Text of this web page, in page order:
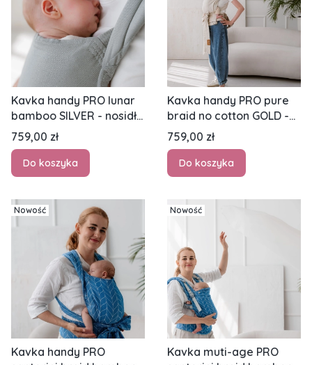
Kavka handy PRO lunar
bamboo SILVER - nosidło
hybrydowe regulowane
Cena
759,00 zł
Do koszyka
Kavka handy PRO pure
braid no cotton GOLD -
nosidło hybrydowe
regulowane
Cena
759,00 zł
Do koszyka
Nowość
Kavka handy PRO
Nowość
Kavka muti-age PRO